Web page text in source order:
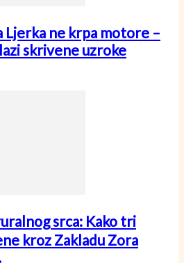
Ljerka ne krpa motore –
skrivene uzroke
srca: Kako tri
kroz Zakladu Zora